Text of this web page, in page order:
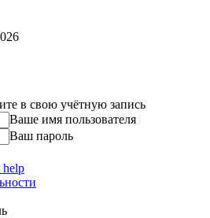
в свою учётную запись
Ваше имя пользователя
Ваш пароль
help